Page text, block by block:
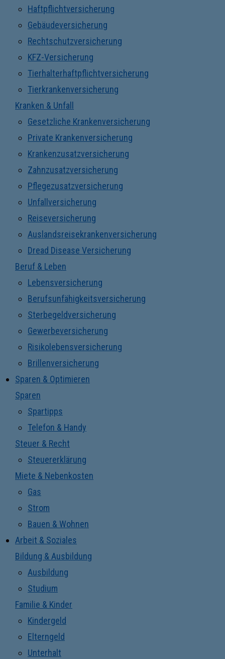
Haftpflichtversicherung
Gebäudeversicherung
Rechtschutzversicherung
KFZ-Versicherung
Tierhalterhaftpflichtversicherung
Tierkrankenversicherung
Kranken & Unfall
Gesetzliche Krankenversicherung
Private Krankenversicherung
Krankenzusatzversicherung
Zahnzusatzversicherung
Pflegezusatzversicherung
Unfallversicherung
Reiseversicherung
Auslandsreisekrankenversicherung
Dread Disease Versicherung
Beruf & Leben
Lebensversicherung
Berufsunfähigkeitsversicherung
Sterbegeldversicherung
Gewerbeversicherung
Risikolebensversicherung
Brillenversicherung
Sparen & Optimieren
Sparen
Spartipps
Telefon & Handy
Steuer & Recht
Steuererklärung
Miete & Nebenkosten
Gas
Strom
Bauen & Wohnen
Arbeit & Soziales
Bildung & Ausbildung
Ausbildung
Studium
Familie & Kinder
Kindergeld
Elterngeld
Unterhalt